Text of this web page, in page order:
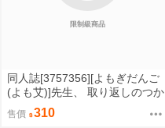
限制級商品
同人誌[3757356][よもぎだんご
(よも艾)]先生、 取り返しのつか
ないこと シちゃお (蔚藍檔案)
售價 310